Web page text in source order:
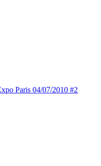
Paris 04/07/2010 #2